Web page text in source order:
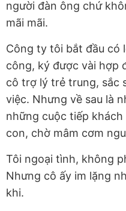
người đàn ông chứ
mãi mãi.
Công ty tôi bắt đầu có
công, ký được vài hợp
cô trợ lý trẻ trung, sắc
việc. Nhưng về sau là
những cuộc tiếp
con, chờ mâm cơm
Tôi ngoại tình, không
Nhưng cô ấy im lặng
khi.